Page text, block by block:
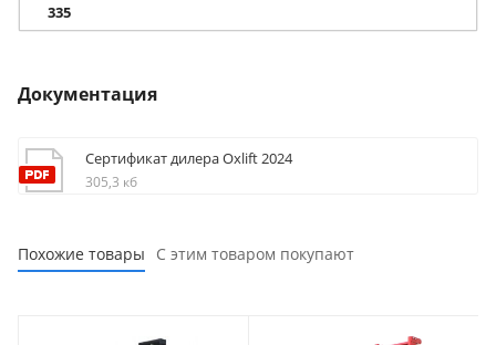
335
Документация
Сертификат дилера Oxlift 2024
305,3 кб
Похожие товары С этим товаром покупают